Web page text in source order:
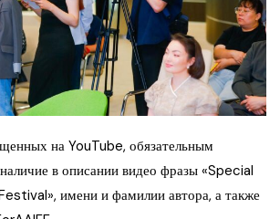
на YouTube, обязательным
в описании видео фразы «Special
имени и фамилии автора, а также